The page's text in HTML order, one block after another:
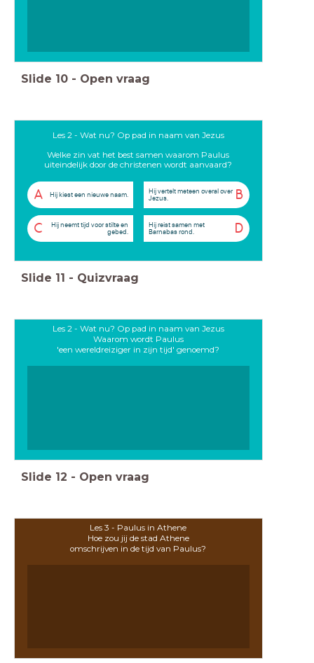
Slide 10 - Open vraag
Les 2 - Wat nu? Op pad in naam van Jezus
Welke zin vat het best samen waarom Paulus
uiteindelijk door de christenen wordt aanvaard?
A Hij kiest een nieuwe naam. B
Hij vertelt meteen overal over
Jezus.
C
Hij neemt tijd voor stilte en
gebed.
D
Hij reist samen met
Barnabas rond.
Slide 11 - Quizvraag
Les 2 - Wat nu? Op pad in naam van Jezus
Waarom wordt Paulus
'een wereldreiziger in zijn tijd' genoemd?
Slide 12 - Open vraag
Les 3 - Paulus in Athene
Hoe zou jij de stad Athene
omschrijven in de tijd van Paulus?